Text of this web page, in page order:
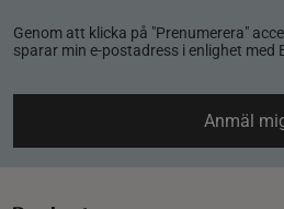
Genom att klicka på "Prenumerera"
sparar min e-postadress i enlighet med
Anmäl